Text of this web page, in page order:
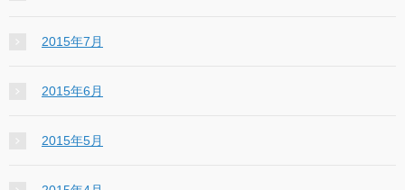
2015年7月
2015年6月
2015年5月